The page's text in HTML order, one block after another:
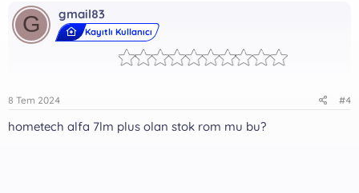
G gmail83
Kayıtlı Kullanıcı
8 Tem 2024 #4
hometech alfa 7lm plus olan stok rom mu bu?